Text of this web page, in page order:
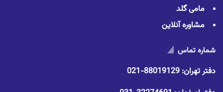
مامی گلد
مشاوره آنلاین
شماره تماس
دفتر تهران: 88019129-021